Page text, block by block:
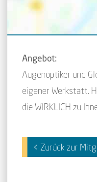
Angebot:
Augenoptiker und
eigener Werkstatt.
die WIRKLICH zu
< Zurück zur